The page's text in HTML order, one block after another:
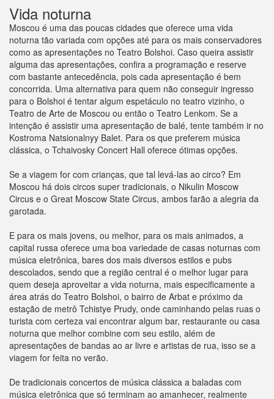
Vida noturna
Moscou é uma das poucas cidades que oferece uma vida
noturna tão variada com opções até para os mais conservadores
como as apresentações no Teatro Bolshoi. Caso queira assistir
alguma das apresentações, confira a programação e reserve
com bastante antecedência, pois cada apresentação é bem
concorrida. Uma alternativa para quem não conseguir ingresso
para o Bolshoi é tentar algum espetáculo no teatro vizinho, o
Teatro de Arte de Moscou ou então o Teatro Lenkom. Se a
intenção é assistir uma apresentação de balé, tente também ir no
Kostroma Natsionalnyy Balet. Para os que preferem música
clássica, o Tchaivosky Concert Hall oferece ótimas opções.
Se a viagem for com crianças, que tal levá-las ao circo? Em
Moscou há dois circos super tradicionais, o Nikulin Moscow
Circus e o Great Moscow State Circus, ambos farão a alegria da
garotada.
E para os mais jovens, ou melhor, para os mais animados, a
capital russa oferece uma boa variedade de casas noturnas com
música eletrônica, bares dos mais diversos estilos e pubs
descolados, sendo que a região central é o melhor lugar para
quem deseja aproveitar a vida noturna, mais especificamente a
área atrás do Teatro Bolshoi, o bairro de Arbat e próximo da
estação de metrô Tchistye Prudy, onde caminhando pelas ruas o
turista com certeza vai encontrar algum bar, restaurante ou casa
noturna que melhor combine com seu estilo, além de
apresentações de bandas ao ar livre e artistas de rua, isso se a
viagem for feita no verão.
De tradicionais concertos de música clássica a baladas com
música eletrônica que só terminam ao amanhecer, realmente